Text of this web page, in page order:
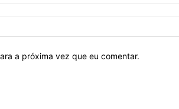
a próxima vez que eu comentar.